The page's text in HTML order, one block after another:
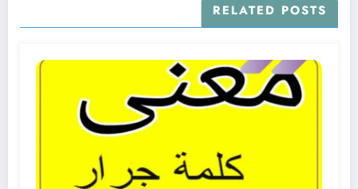
RELATED POSTS